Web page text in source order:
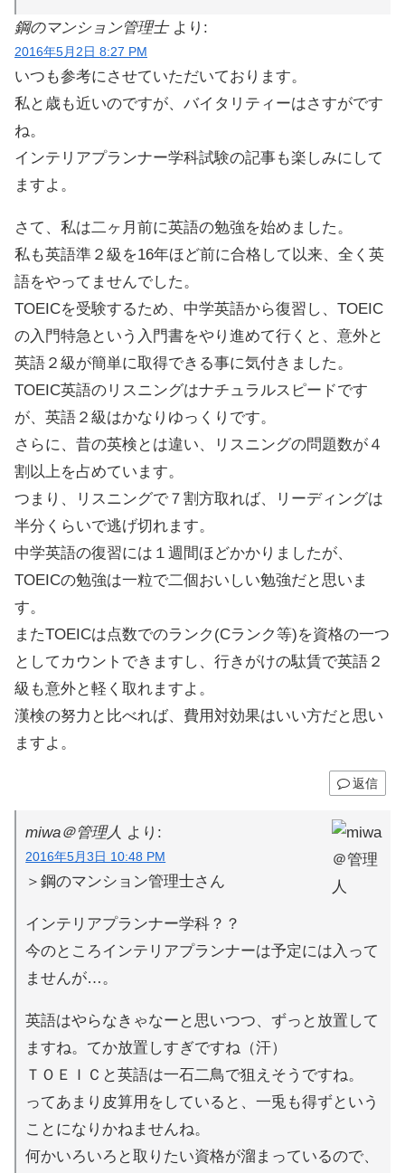
鋼のマンション管理士 より:
2016年5月2日 8:27 PM
いつも参考にさせていただいております。
私と歳も近いのですが、バイタリティーはさすがです
ね。
インテリアプランナー学科試験の記事も楽しみにして
ますよ。
さて、私は二ヶ月前に英語の勉強を始めました。
私も英語準２級を16年ほど前に合格して以来、全く英
語をやってませんでした。
TOEICを受験するため、中学英語から復習し、TOEIC
の入門特急という入門書をやり進めて行くと、意外と
英語２級が簡単に取得できる事に気付きました。
TOEIC英語のリスニングはナチュラルスピードです
が、英語２級はかなりゆっくりです。
さらに、昔の英検とは違い、リスニングの問題数が４
割以上を占めています。
つまり、リスニングで７割方取れば、リーディングは
半分くらいで逃げ切れます。
中学英語の復習には１週間ほどかかりましたが、
TOEICの勉強は一粒で二個おいしい勉強だと思いま
す。
またTOEICは点数でのランク(Cランク等)を資格の一つ
としてカウントできますし、行きがけの駄賃で英語２
級も意外と軽く取れますよ。
漢検の努力と比べれば、費用対効果はいい方だと思い
ますよ。
返信
miwa＠管理人 より:
2016年5月3日 10:48 PM
＞鋼のマンション管理士さん
インテリアプランナー学科？？
今のところインテリアプランナーは予定には入って
ませんが…。
英語はやらなきゃなーと思いつつ、ずっと放置して
ますね。てか放置しすぎですね（汗）
ＴＯＥＩＣと英語は一石二鳥で狙えそうですね。
ってあまり皮算用をしていると、一兎も得ずという
ことになりかねませんね。
何かいろいろと取りたい資格が溜まっているので、